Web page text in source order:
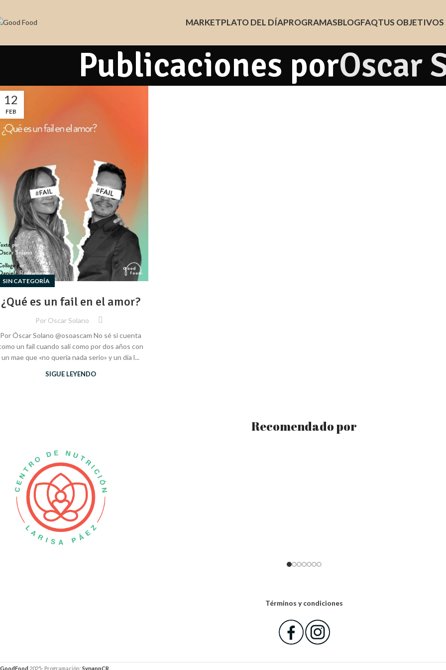
MARKETPLATO DEL DÍAPROGRAMASBLOGFAQTUS OBJETIVOS
Publicaciones porOscar
12
FEB
SIN CATEGORÍA
¿Qué es un fail en el amor?
Por Oscar Solano
Por Óscar Solano @osoascam No sé si cuenta
un fail cuando salí como por dos años con
un mae que «no quería nada serio» y un día l...
SIGUE LEYENDO
Recomendado por
Términos y condiciones
GoodFood 2025- Programación: SynappCR